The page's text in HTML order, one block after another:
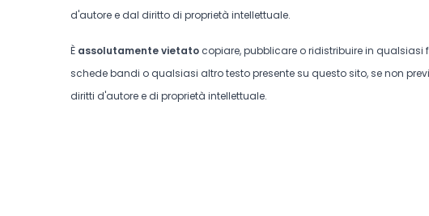
d'autore e dal diritto di proprietà intellettuale.
È assolutamente vietato copiare, pubblicare o ridistribuire in
schede bandi o qualsiasi altro testo presente su questo sito, se non
diritti d'autore e di proprietà intellettuale.